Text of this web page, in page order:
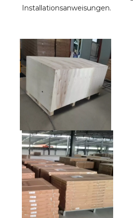
Installationsanweisungen.